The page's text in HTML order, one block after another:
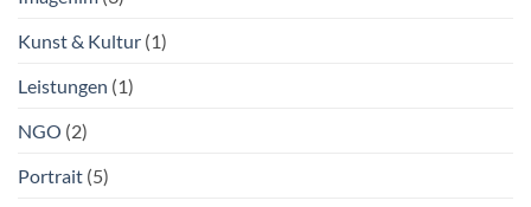
Kunst & Kultur (1)
Leistungen (1)
NGO (2)
Portrait (5)